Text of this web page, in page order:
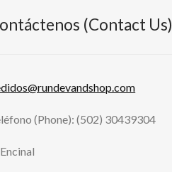
(Contact Us)
(Phone): (502) 30439304